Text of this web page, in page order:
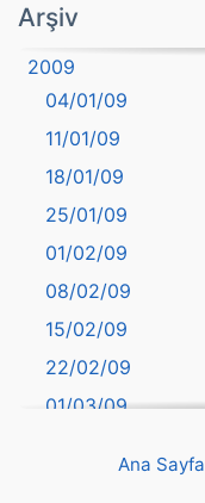
Aydın
Balıkesir
Bartın
başkentler
Batman
Bayburt
Bilecik
Bingöl
Bitlis
Bolu
Burdur
Arşiv
2009
04/01/09
11/01/09
18/01/09
25/01/09
01/02/09
08/02/09
15/02/09
22/02/09
01/03/09
Ana Sayfa